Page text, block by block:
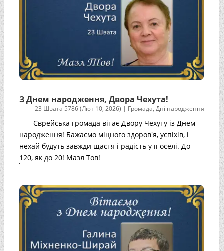
З Днем народження, Двора Чехута!
23 Швата 5786 (Лют 10, 2026) | Громада,Дні народження
Єврейська громада вітає Двору Чехуту із Днем
народження! Бажаємо міцного здоров'я, успіхів, і
нехай будуть завжди щастя і радість у її оселі. До
120, як до 20! Мазл Тов!